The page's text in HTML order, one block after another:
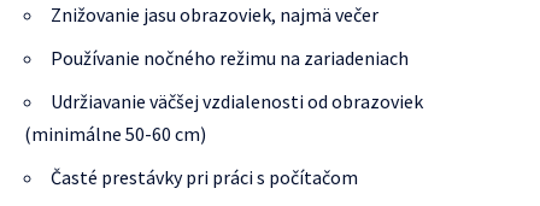
Znižovanie jasu obrazoviek, najmä večer
Používanie nočného režimu na zariadeniach
Udržiavanie väčšej vzdialenosti od obrazoviek
(minimálne 50-60 cm)
Časté prestávky pri práci s počítačom